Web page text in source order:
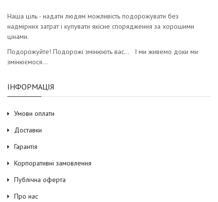
Наша ціль - надати людям можливість подорожувати без
надмірних затрат і купувати якісне спорядження за хорошими
цінами.
Подорожуйте! Подорожі змінюють вас… І ми живемо доки ми
змінюємося…
ІНФОРМАЦІЯ
Умови оплати
Доставки
Гарантія
Корпоративні замовлення
Публічна оферта
Про нас